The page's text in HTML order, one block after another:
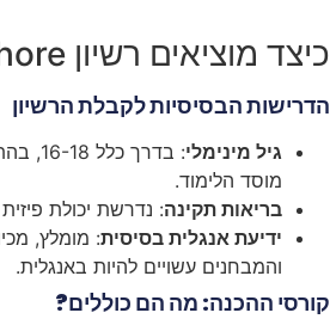
כיצד מוציאים רשיון ISSA Inshore?
הדרישות הבסיסיות לקבלת הרשיון
גיל מינימלי
: בדרך
מוסד הלימוד.
בריאות תקינה: נדרשת יכולת
ידיעת אנגלית בסיסית: מומלץ,
והמבחנים עשויים להיות באנגלית.
קורסי ההכנה: מה הם כוללים?